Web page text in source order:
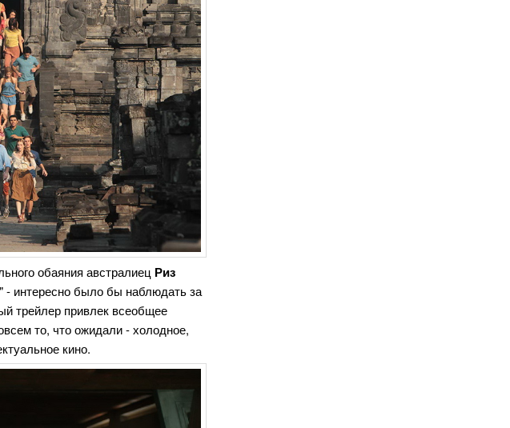
обаяния австралиец Риз
- интересно было бы наблюдать за
трейлер привлек всеобщее
то, что ожидали - холодное,
кино.